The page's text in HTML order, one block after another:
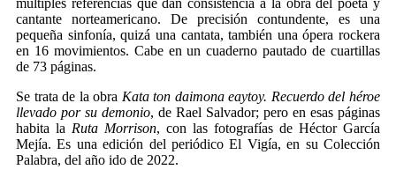
múltiples referencias que dan consistencia a la obra del poeta y
cantante norteamericano. De precisión contundente, es una
pequeña sinfonía, quizá una cantata, también una ópera rockera
en 16 movimientos. Cabe en un cuaderno pautado de cuartillas
de 73 páginas.
Se trata de la obra Kata ton daimona eaytoy. Recuerdo del héroe
llevado por su demonio, de Rael Salvador; pero en esas páginas
habita la Ruta Morrison, con las fotografías de Héctor García
Mejía. Es una edición del periódico El Vigía, en su Colección
Palabra, del año ido de 2022.